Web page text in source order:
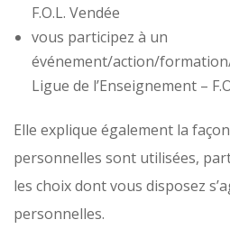
F.O.L. Vendée
vous participez à un
événement/action/
Ligue de l’Enseignement –
Elle explique également la
personnelles sont utilisées,
les choix dont vous disposez
personnelles.